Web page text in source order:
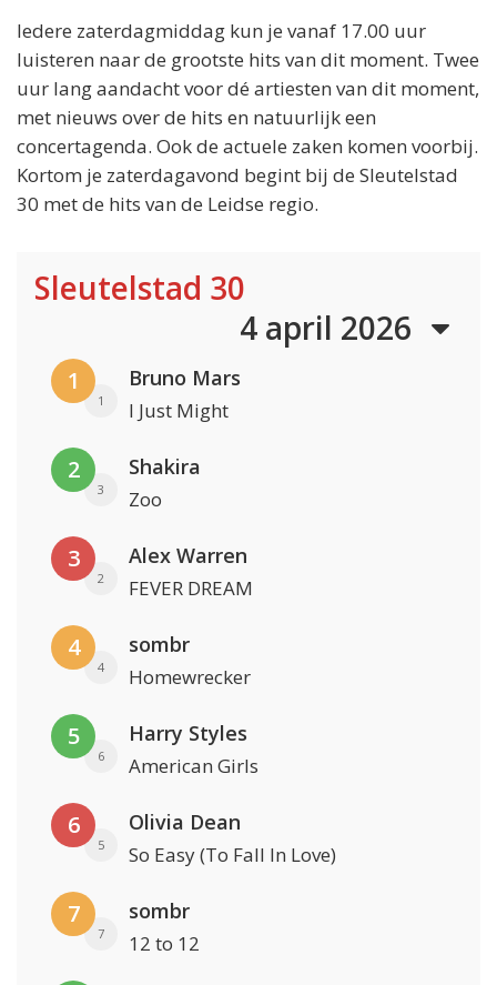
Iedere zaterdagmiddag kun je vanaf 17.00 uur
luisteren naar de grootste hits van dit moment. Twee
uur lang aandacht voor dé artiesten van dit moment,
met nieuws over de hits en natuurlijk een
concertagenda. Ook de actuele zaken komen voorbij.
Kortom je zaterdagavond begint bij de Sleutelstad
30 met de hits van de Leidse regio.
Sleutelstad 30
4 april 2026
1
1
Bruno Mars
I Just Might
2
3
Shakira
Zoo
3
2
Alex Warren
FEVER DREAM
4
4
sombr
Homewrecker
5
6
Harry Styles
American Girls
6
5
Olivia Dean
So Easy (To Fall In Love)
7
7
sombr
12 to 12